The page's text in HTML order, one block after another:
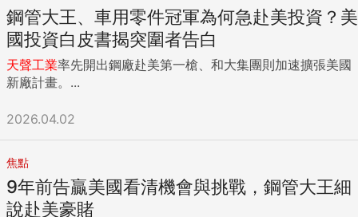
鋼管大王、車用零件冠軍為何急赴美投資？美
國投資白皮書揭突圍者告白
天聲工業率先開出鋼廠赴美第一槍、和大集團則加速擴張美國
新廠計畫。...
2026.04.02
焦點
9年前告贏美國看清機會與挑戰，鋼管大王細
說赴美豪賭